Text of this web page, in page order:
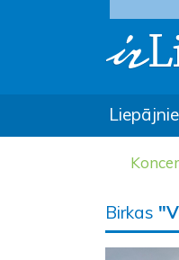
Birkas